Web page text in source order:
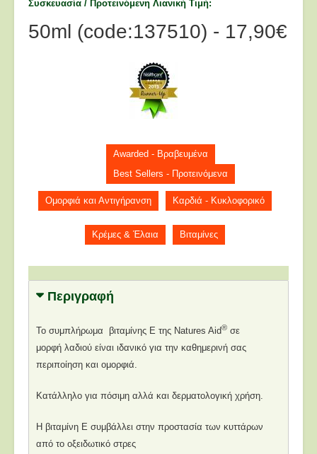
Συσκευασία / Προτεινόμενη Λιανική Τιμή
50ml (code:137510) - 17,90€
Awarded - Βραβευμένα
Best Sellers - Προτεινόμενα
Ομορφιά και Αντιγήρανση Καρδιά - Κυκλοφορικό
Κρέμες & Έλαια Βιταμίνες
Περιγραφή
Το συμπλήρωμα βιταμίνης Ε της Natures Aid® σε
μορφή λαδιού είναι ιδανικό για την καθημερινή σας
περιποίηση και ομορφιά.
Κατάλληλο για πόσιμη αλλά και δερματολογική χρήση.
Η βιταμίνη Ε συμβάλλει στην προστασία των κυττάρων
από το οξειδωτικό στρες